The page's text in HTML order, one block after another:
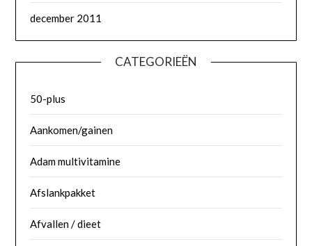
december 2011
CATEGORIEËN
50-plus
Aankomen/gainen
Adam multivitamine
Afslankpakket
Afvallen / dieet